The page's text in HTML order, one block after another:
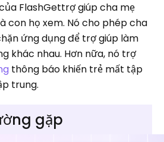
FlashGettrợ giúp cha mẹ
con họ xem. Nó cho phép cha
ứng dụng để trợ giúp làm
khác nhau. Hơn nữa, nó trợ
thông báo khiến trẻ mất tập
trung.
gặp